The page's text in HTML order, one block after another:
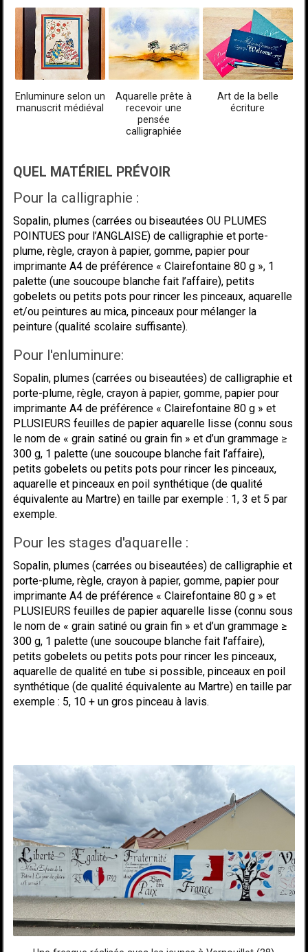
Enluminure selon un
manuscrit médiéval
Aquarelle prête à
recevoir une
pensée
calligraphiée
Art de la belle
écriture
QUEL MATÉRIEL PRÉVOIR
Pour la calligraphie :
Sopalin, plumes (carrées ou biseautées OU PLUMES
POINTUES pour l’ANGLAISE) de calligraphie et porte-
plume, règle, crayon à papier, gomme, papier pour
imprimante A4 de préférence « Clairefontaine 80 g », 1
palette (une soucoupe blanche fait l’affaire), petits
gobelets ou petits pots pour rincer les pinceaux, aquarelle
et/ou peintures au mica, pinceaux pour mélanger la
peinture (qualité scolaire suffisante).
Pour l'enluminure:
Sopalin, plumes (carrées ou biseautées) de calligraphie et
porte-plume, règle, crayon à papier, gomme, papier pour
imprimante A4 de préférence « Clairefontaine 80 g » et
PLUSIEURS feuilles de papier aquarelle lisse (connu sous
le nom de « grain satiné ou grain fin » et d’un grammage ≥
300 g, 1 palette (une soucoupe blanche fait l’affaire),
petits gobelets ou petits pots pour rincer les pinceaux,
aquarelle et pinceaux en poil synthétique (de qualité
équivalente au Martre) en taille par exemple : 1, 3 et 5 par
exemple.
Pour les stages d'aquarelle :
Sopalin, plumes (carrées ou biseautées) de calligraphie et
porte-plume, règle, crayon à papier, gomme, papier pour
imprimante A4 de préférence « Clairefontaine 80 g » et
PLUSIEURS feuilles de papier aquarelle lisse (connu sous
le nom de « grain satiné ou grain fin » et d’un grammage ≥
300 g, 1 palette (une soucoupe blanche fait l’affaire),
petits gobelets ou petits pots pour rincer les pinceaux,
aquarelle de qualité en tube si possible, pinceaux en poil
synthétique (de qualité équivalente au Martre) en taille par
exemple : 5, 10 + un gros pinceau à lavis.